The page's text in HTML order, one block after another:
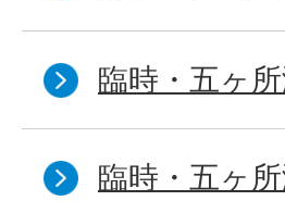
臨時・五ヶ
臨時・五ヶ